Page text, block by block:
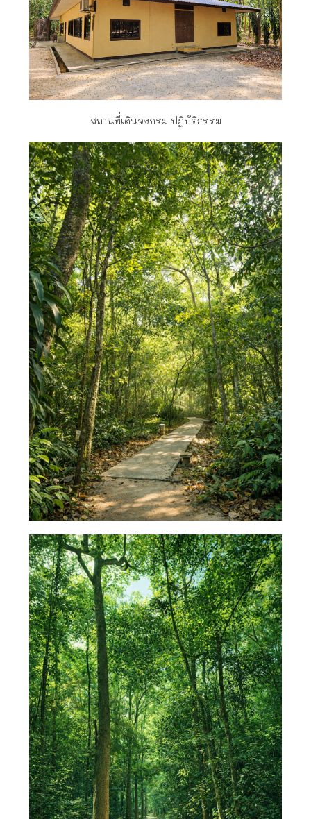
สถานที่เดินจงกรม ปฏิบัติธรรม